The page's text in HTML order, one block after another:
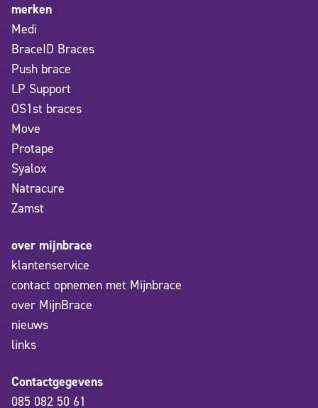
merken
Medi
BraceID Braces
Push brace
LP Support
OS1st braces
Move
Protape
Syalox
Natracure
Zamst
over mijnbrace
klantenservice
contact opnemen met Mijnbrace
over MijnBrace
nieuws
links
Contactgegevens
085 082 50 61